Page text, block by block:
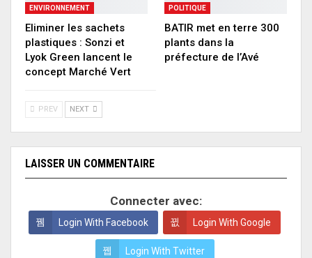
ENVIRONNEMENT
Eliminer les sachets
plastiques : Sonzi et
Lyok Green lancent le
concept Marché Vert
POLITIQUE
BATIR met en terre 300
plants dans la
préfecture de l’Avé
PREV NEXT
LAISSER UN COMMENTAIRE
Connecter avec:
Login With Facebook Login With Google
Login With Twitter